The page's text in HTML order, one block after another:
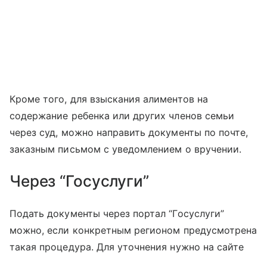
Кроме того, для взыскания алиментов на
содержание ребенка или других членов семьи
через суд, можно направить документы по почте,
заказным письмом с уведомлением о вручении.
Через “Госуслуги”
Подать документы через портал “Госуслуги”
можно, если конкретным регионом предусмотрена
такая процедура. Для уточнения нужно на сайте